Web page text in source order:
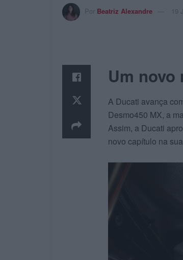
Por Beatriz Alexandre
Um novo
A Ducati avança
Desmo450 MX, a
Assim, a Ducati
novo capítulo na